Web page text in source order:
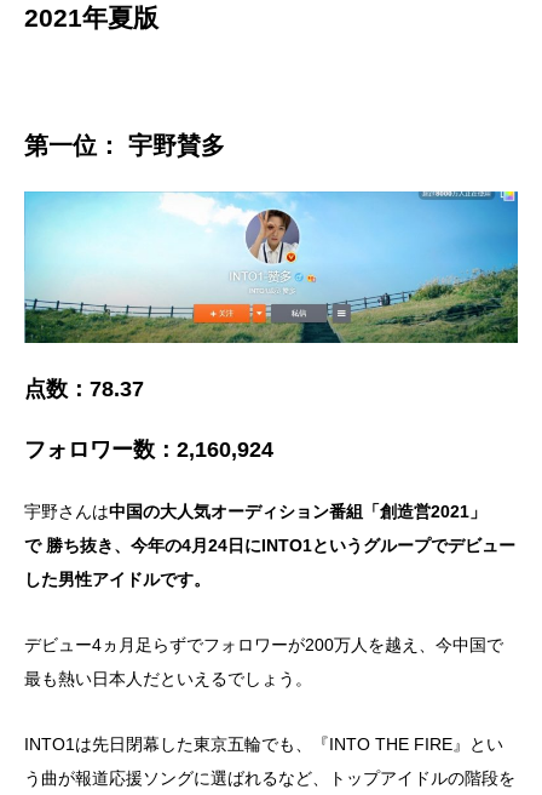
2021年夏版
第一位： 宇野賛多
点数：78.37
フォロワー数：2,160,924
宇野さんは中国の大人気オーディション番組「創造営2021」
で 勝ち抜き、今年の4月24日にINTO1というグループでデビュー
した男性アイドルです。
デビュー4ヵ月足らずでフォロワーが200万人を越え、今中国で
最も熱い日本人だといえるでしょう。
INTO1は先日閉幕した東京五輪でも、『INTO THE FIRE』とい
う曲が報道応援ソングに選ばれるなど、トップアイドルの階段を